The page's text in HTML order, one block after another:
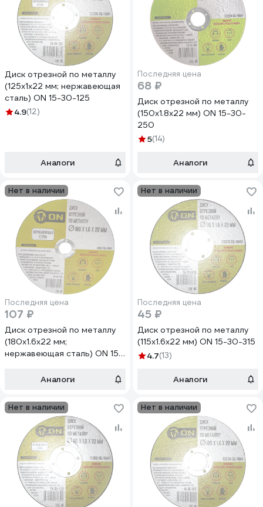
Диск отрезной по металлу
(125х1х22 мм; нержавеющая
сталь) ON 15-30-125
4.9(12)
Аналоги
Последняя цена
68 ₽
Диск отрезной по металлу
(150х1.8х22 мм) ON 15-30-
250
5(14)
Аналоги
Нет в наличии
Последняя цена
107 ₽
Диск отрезной по металлу
(180х1.6х22 мм;
нержавеющая сталь) ON 15-
Аналоги
Нет в наличии
Последняя цена
45 ₽
Диск отрезной по металлу
(115х1.6х22 мм) ON 15-30-315
4.7(13)
Аналоги
Нет в наличии Нет в наличии